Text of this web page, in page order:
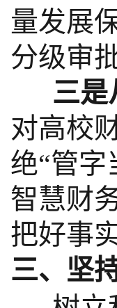
量发展
分级审
三是
对高校
绝“管
智慧财
把好事
三、坚